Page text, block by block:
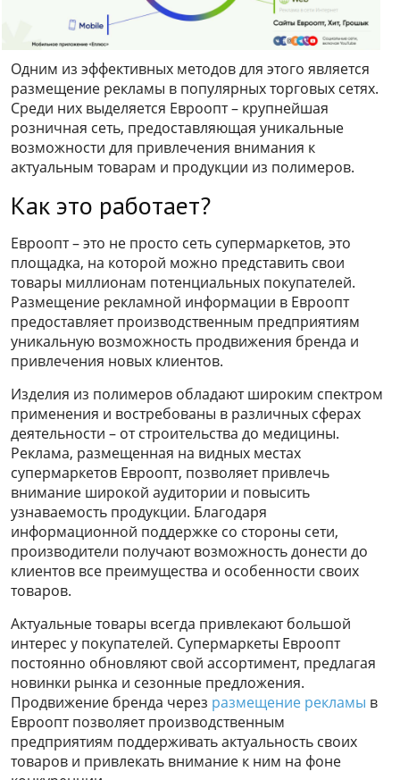
Одним из эффективных методов для этого является
размещение рекламы в популярных торговых сетях.
Среди них выделяется Евроопт – крупнейшая
розничная сеть, предоставляющая уникальные
возможности для привлечения внимания к
актуальным товарам и продукции из полимеров.
Как это работает?
Евроопт – это не просто сеть супермаркетов, это
площадка, на которой можно представить свои
товары миллионам потенциальных покупателей.
Размещение рекламной информации в Евроопт
предоставляет производственным предприятиям
уникальную возможность продвижения бренда и
привлечения новых клиентов.
Изделия из полимеров обладают широким спектром
применения и востребованы в различных сферах
деятельности – от строительства до медицины.
Реклама, размещенная на видных местах
супермаркетов Евроопт, позволяет привлечь
внимание широкой аудитории и повысить
узнаваемость продукции. Благодаря
информационной поддержке со стороны сети,
производители получают возможность донести до
клиентов все преимущества и особенности своих
товаров.
Актуальные товары всегда привлекают большой
интерес у покупателей. Супермаркеты Евроопт
постоянно обновляют свой ассортимент, предлагая
новинки рынка и сезонные предложения.
Продвижение бренда через размещение рекламы в
Евроопт позволяет производственным
предприятиям поддерживать актуальность своих
товаров и привлекать внимание к ним на фоне